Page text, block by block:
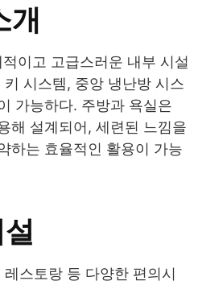
개
이고 고급스러운 내부 시설
시스템, 중앙 냉난방 시스
가능하다. 주방과 욕실은
해 설계되어, 세련된 느낌을
하는 효율적인 활용이 가능
스토랑 등 다양한 편의시